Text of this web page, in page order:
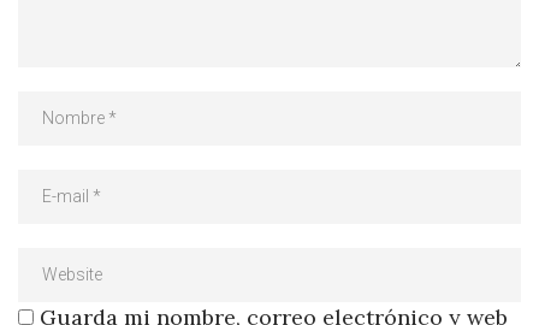
Guarda mi nombre, correo electrónico y web